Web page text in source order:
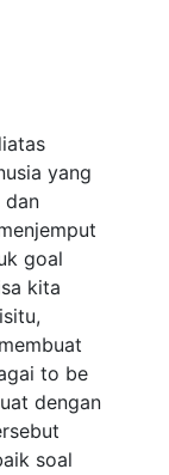
yang
dan
goal
kita
to be
dengan
soal